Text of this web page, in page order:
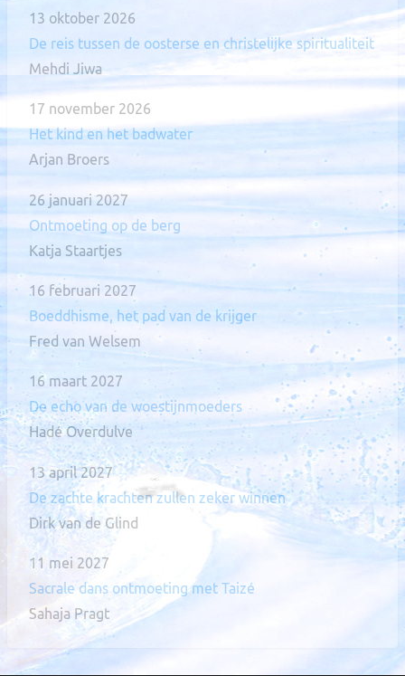
13 oktober 2026
De reis tussen de oosterse en christelijke spiritualiteit
Mehdi Jiwa
17 november 2026
Het kind en het badwater
Arjan Broers
26 januari 2027
Ontmoeting op de berg
Katja Staartjes
16 februari 2027
Boeddhisme, het pad van de krijger
Fred van Welsem
16 maart 2027
De echo van de woestijnmoeders
Hadé Overdulve
13 april 2027
De zachte krachten zullen zeker winnen
Dirk van de Glind
11 mei 2027
Sacrale dans ontmoeting met Taizé
Sahaja Pragt